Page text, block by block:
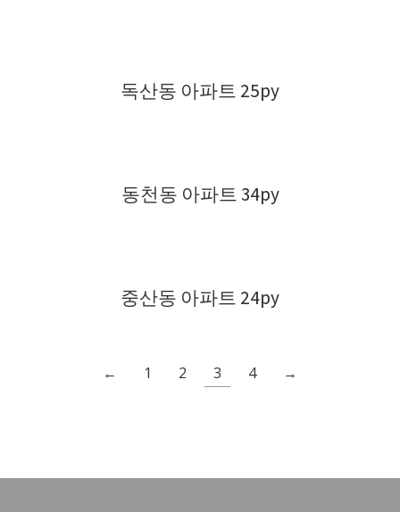
독산동 아파트 25py
동천동 아파트 34py
중산동 아파트 24py
← 1 2 3 4 →